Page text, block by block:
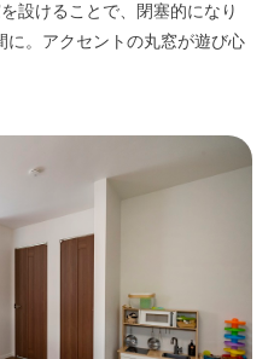
設けることで、閉塞的になり
。アクセントの丸窓が遊び心